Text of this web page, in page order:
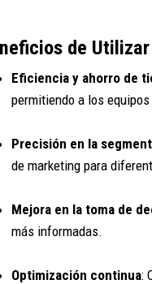
de
Eficiencia y ahorro de
permitiendo a los
Precisión en la
de marketing para
Mejora en la toma de
más informadas.
Optimización continua: